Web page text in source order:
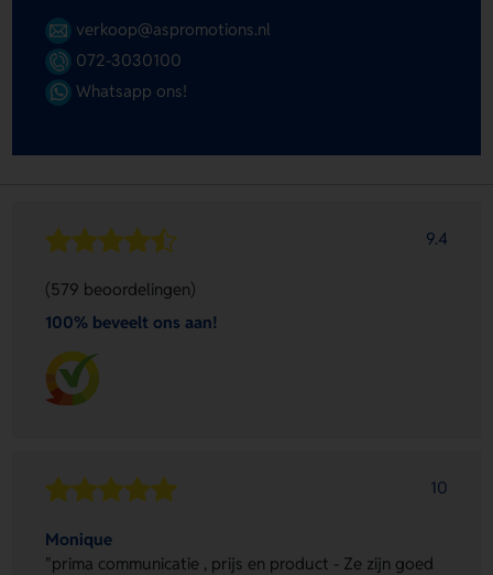
verkoop@aspromotions.nl
072-3030100
Whatsapp ons!
9.4
(579 beoordelingen)
100% beveelt ons aan!
10
Monique
"prima communicatie , prijs en product - Ze zijn goed